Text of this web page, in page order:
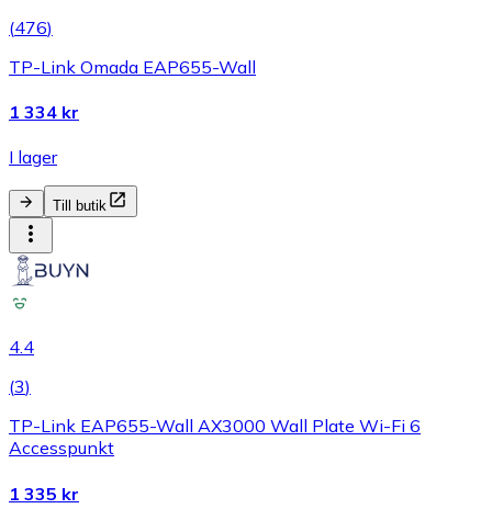
(476)
TP-Link Omada EAP655-Wall
1 334 kr
I lager
Till butik
4.4
(3)
TP-Link EAP655-Wall AX3000 Wall Plate Wi-Fi 6
Accesspunkt
1 335 kr